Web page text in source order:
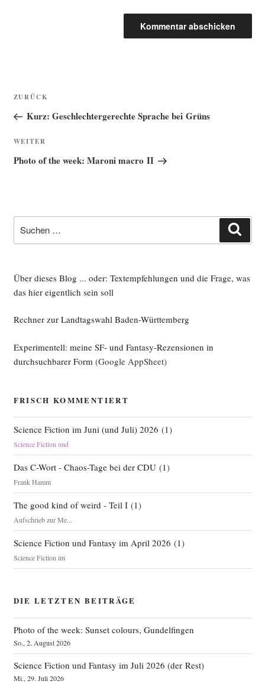
Beitragsnavigation
Vorheriger
Beitrag
ZURÜCK
Kurz: Geschlechtergerechte Sprache bei Grüns
Nächster
Beitrag
WEITER
Photo of the week: Maroni macro II
nach:
Über dieses Blog ... oder: Textempfehlungen und die Frage, was
das hier eigentlich sein soll
Rechner zur Landtagswahl Baden-Württemberg
Experimentell: meine SF- und Fantasy-Rezensionen in
durchsuchbarer Form (Google AppSheet)
FRISCH KOMMENTIERT
Science Fiction im Juni (und Juli) 2026 (1)
Science Fiction und
Das C-Wort - Chaos-Tage bei der CDU(1)
Frank Hamm
The good kind of weird - Teil I(1)
Aufschrieb zur Me...
Science Fiction und Fantasy im April 2026 (1)
Science Fiction im
DIE LETZTEN BEITRÄGE
Photo of the week: Sunset colours, Gundelfingen
So., 2. August 2026
Science Fiction und Fantasy im Juli 2026 (der Rest)
Mi., 29. Juli 2026